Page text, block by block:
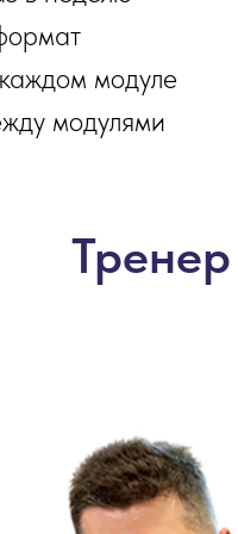
модуле
модулями
Тренер